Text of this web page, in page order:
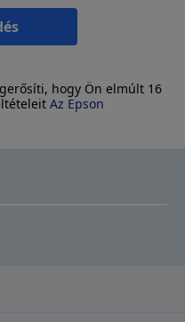
hogy Ön elmúlt 16
Az Epson